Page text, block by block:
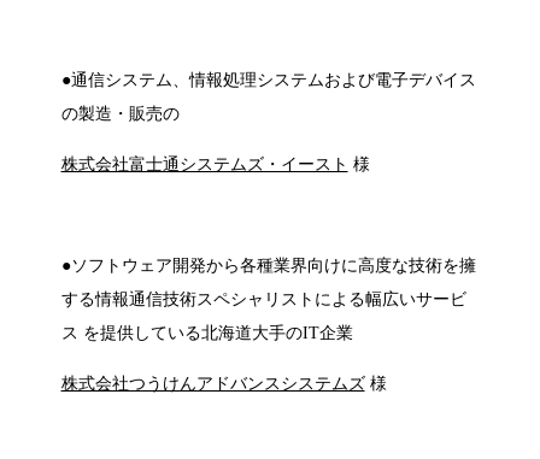
●通信システム、情報処理システムおよび電子デバイス
の製造・販売の
株式会社富士通システムズ・イースト 様
●ソフトウェア開発から各種業界向けに高度な技術を擁
する情報通信技術スペシャリストによる幅広いサービ
ス を提供している北海道大手のIT企業
株式会社つうけんアドバンスシステムズ様